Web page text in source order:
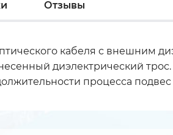
Отзывы
кабеля с внешним
диэлектрический
процесса подвес